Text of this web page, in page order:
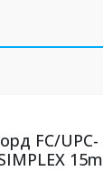
FC/UPC-
15m